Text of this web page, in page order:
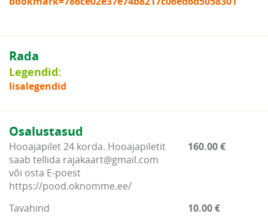
Rada
Legendid:
lisalegendid
Osalustasud
Hooajapilet 24 korda. Hooajapiletit
saab tellida rajakaart@gmail.com
või osta E-poest
https://pood.oknomme.ee/
160.00 €
Tavahind
10.00 €